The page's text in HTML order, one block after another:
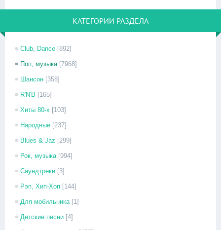
КАТЕГОРИИ РАЗДЕЛА
Club, Dance [892]
Поп, музыка [7968]
Шансон [358]
R'N'B [165]
Хиты 80-х [103]
Народные [237]
Blues & Jaz [299]
Рок, музыка [994]
Саундтреки [3]
Рэп, Хип-Хоп [144]
Для мобильника [1]
Детские песни [4]